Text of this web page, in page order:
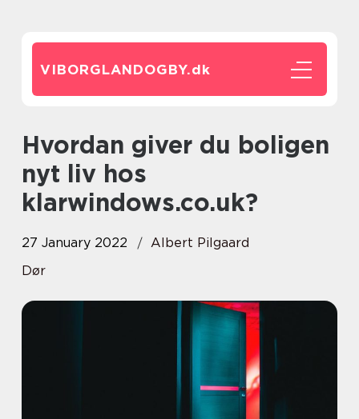
VIBORGLANDOGBY.dk
Hvordan giver du boligen
nyt liv hos
klarwindows.co.uk?
27 January 2022
Albert Pilgaard
Dør